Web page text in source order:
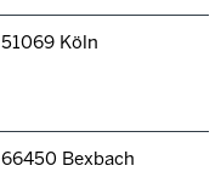
51069 Köln
66450 Bexbach